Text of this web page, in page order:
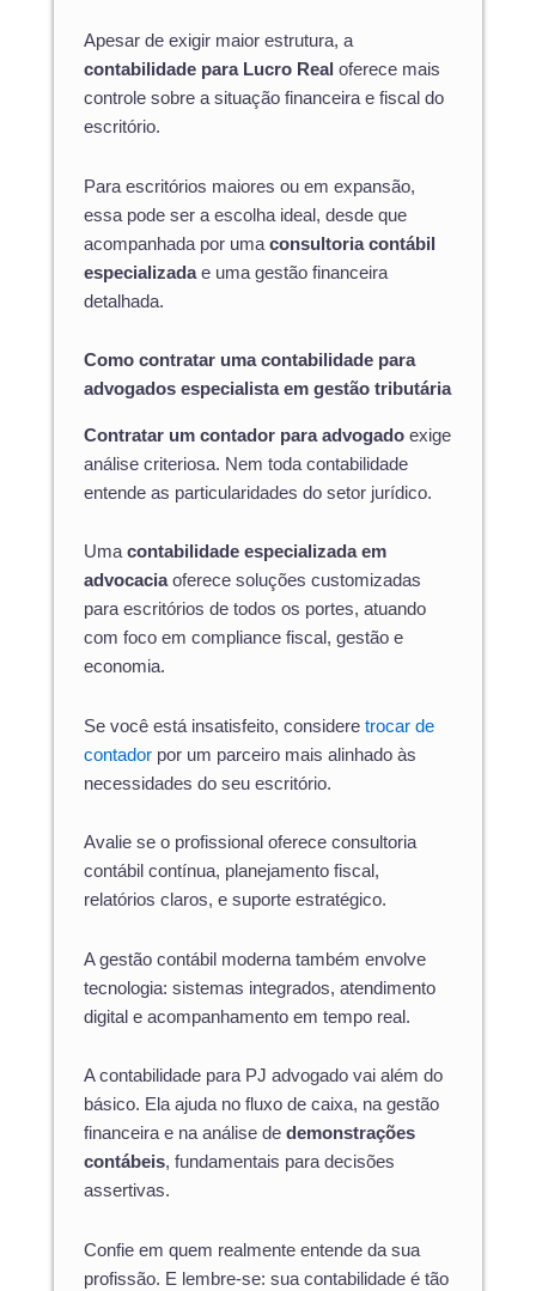
Apesar de exigir maior estrutura, a
contabilidade para Lucro Real oferece mais
controle sobre a situação financeira e fiscal do
escritório.
Para escritórios maiores ou em expansão,
essa pode ser a escolha ideal, desde que
acompanhada por uma consultoria contábil
especializadae uma gestão financeira
detalhada.
Como contratar uma contabilidade para
advogados especialista em gestão tributária
Contratar um contador para advogado exige
análise criteriosa. Nem toda contabilidade
entende as particularidades do setor jurídico.
Uma contabilidade especializada em
advocaciaoferece soluções customizadas
para escritórios de todos os portes, atuando
com foco em compliance fiscal, gestão e
economia.
Se você está insatisfeito, considere trocar de
contador por um parceiro mais alinhado às
necessidades do seu escritório.
Avalie se o profissional oferece consultoria
contábil contínua, planejamento fiscal,
relatórios claros, e suporte estratégico.
A gestão contábil moderna também envolve
tecnologia: sistemas integrados, atendimento
digital e acompanhamento em tempo real.
A contabilidade para PJ advogado vai além do
básico. Ela ajuda no fluxo de caixa, na gestão
financeira e na análise de demonstrações
contábeis, fundamentais para decisões
assertivas.
Confie em quem realmente entende da sua
profissão. E lembre-se: sua contabilidade é tão